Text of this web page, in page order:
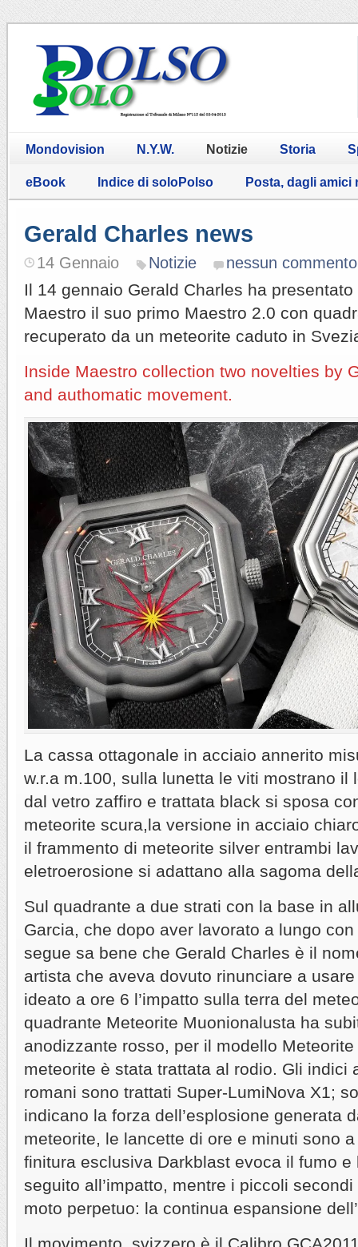
Mondovision N.Y.W. Notizie Storia
eBook Indice di soloPolso Posta, dagli amici
Gerald Charles news
14 Gennaio Notizie nessun commento
Il 14 gennaio Gerald Charles ha
Maestro il suo primo Maestro 2.0 con
recuperato da un meteorite caduto in
Inside Maestro collection two novelties by
and authomatic movement.
La cassa ottagonale in acciaio annerito
w.r.a m.100, sulla lunetta le viti mostrano il
dal vetro zaffiro e trattata black si sposa
meteorite scura,la versione in acciaio
il frammento di meteorite silver entrambi
eletroerosione si adattano alla sagoma
Sul quadrante a due strati con la base in
Garcia, che dopo aver lavorato a lungo
segue sa bene che Gerald Charles è il
artista che aveva dovuto rinunciare a
ideato a ore 6 l’impatto sulla terra del
quadrante Meteorite Muonionalusta ha
anodizzante rosso, per il modello
meteorite è stata trattata al rodio. Gli indici
romani sono trattati Super-LumiNova X1;
indicano la forza dell’esplosione generata
meteorite, le lancette di ore e minuti sono
finitura esclusiva Darkblast evoca il fumo
seguito all’impatto, mentre i piccoli
moto perpetuo: la continua espansione
Il movimento, svizzero è il Calibro